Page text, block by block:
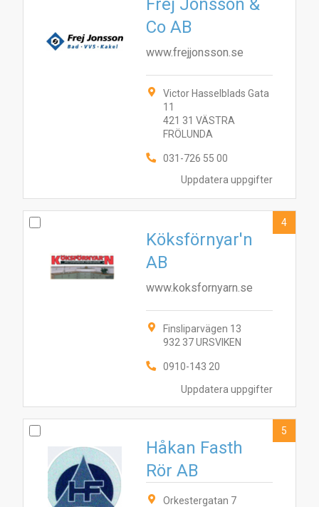
Uppdatera uppgifter
Frej Jonsson &
Co AB
www.frejjonsson.se
Victor Hasselblads Gata
11
421 31 VÄSTRA
FRÖLUNDA
031-726 55 00
Uppdatera uppgifter
Köksförnyar'n
AB
www.koksfornyarn.se
Finsliparvägen 13
932 37 URSVIKEN
0910-143 20
4
Håkan Fasth
Rör AB
Orkestergatan 7
5